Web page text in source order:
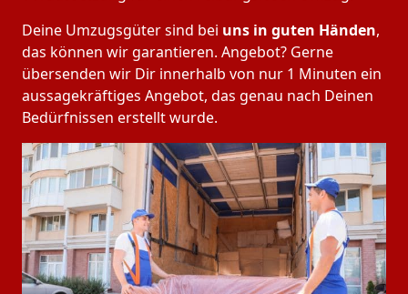
Deine Umzugsgüter sind bei uns in guten Händen,
das können wir garantieren. Angebot? Gerne
übersenden wir Dir innerhalb von nur 1 Minuten ein
aussagekräftiges Angebot, das genau nach Deinen
Bedürfnissen erstellt wurde.